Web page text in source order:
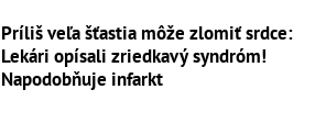
Príliš veľa šťastia môže zlomiť srdce:
Lekári opísali zriedkavý syndróm!
Napodobňuje infarkt